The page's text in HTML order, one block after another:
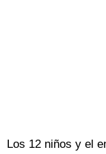
Los 12 niños y el